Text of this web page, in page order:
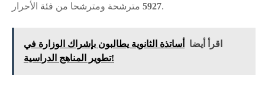
5927مترشحة ومترشحا من فئة الأحرار.
اقرأ أيضا
أساتذة الثانوية يطالبون بإشراك الوزارة في
تطوير المناهج الدراسية!